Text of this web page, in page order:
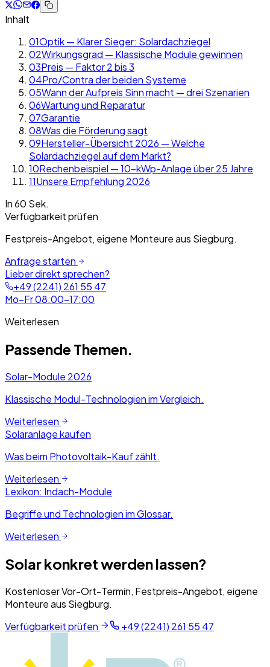
Inhalt
01Optik — Klarer Sieger: Solardachziegel
02Wirkungsgrad — Klassische Module gewinnen
03Preis — Faktor 2 bis 3
04Pro/Contra der beiden Systeme
05Wann der Aufpreis Sinn macht — drei Szenarien
06Wartung und Reparatur
07Garantie
08Was die Förderung sagt
09Hersteller-Übersicht 2026 — Welche
Solardachziegel auf dem Markt?
10Rechenbeispiel — 10-kWp-Anlage über 25 Jahre
11Unsere Empfehlung 2026
In 60 Sek.
Verfügbarkeit prüfen
Festpreis-Angebot, eigene Monteure aus Siegburg.
Anfrage starten
Lieber direkt sprechen?
+49 (2241) 261 55 47
Mo–Fr 08:00–17:00
Weiterlesen
Passende Themen.
Solar-Module 2026
Klassische Modul-Technologien im Vergleich.
Weiterlesen
Solaranlage kaufen
Was beim Photovoltaik-Kauf zählt.
Weiterlesen
Lexikon: Indach-Module
Begriffe und Technologien im Glossar.
Weiterlesen
Solar konkret werden lassen?
Kostenloser Vor-Ort-Termin, Festpreis-Angebot, eigene
Monteure aus Siegburg.
Verfügbarkeit prüfen
+49 (2241) 261 55 47